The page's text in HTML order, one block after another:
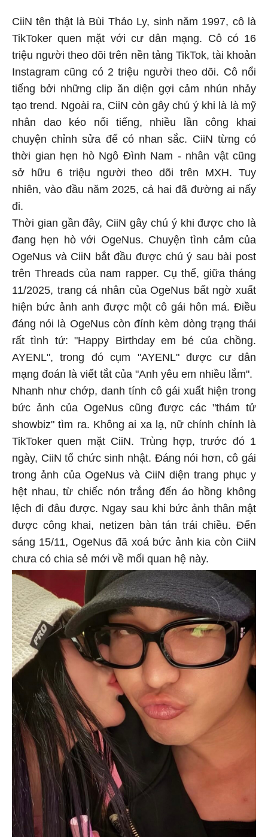
CiiN tên thật là Bùi Thảo Ly, sinh năm 1997, cô là
TikToker quen mặt với cư dân mạng. Cô có 16
triệu người theo dõi trên nền tảng TikTok, tài khoản
Instagram cũng có 2 triệu người theo dõi. Cô nổi
tiếng bởi những clip ăn diện gợi cảm nhún nhảy
tạo trend. Ngoài ra, CiiN còn gây chú ý khi là là mỹ
nhân dao kéo nổi tiếng, nhiều lần công khai
chuyện chỉnh sửa để có nhan sắc. CiiN từng có
thời gian hẹn hò Ngô Đình Nam - nhân vật cũng
sở hữu 6 triệu người theo dõi trên MXH. Tuy
nhiên, vào đầu năm 2025, cả hai đã đường ai nấy
đi.
Thời gian gần đây, CiiN gây chú ý khi được cho là
đang hẹn hò với OgeNus. Chuyện tình cảm của
OgeNus và CiiN bắt đầu được chú ý sau bài post
trên Threads của nam rapper. Cụ thể, giữa tháng
11/2025, trang cá nhân của OgeNus bất ngờ xuất
hiện bức ảnh anh được một cô gái hôn má. Điều
đáng nói là OgeNus còn đính kèm dòng trạng thái
rất tình tứ: "Happy Birthday em bé của chồng.
AYENL", trong đó cụm "AYENL" được cư dân
mạng đoán là viết tắt của "Anh yêu em nhiều lắm".
Nhanh như chớp, danh tính cô gái xuất hiện trong
bức ảnh của OgeNus cũng được các "thám tử
showbiz" tìm ra. Không ai xa lạ, nữ chính chính là
TikToker quen mặt CiiN. Trùng hợp, trước đó 1
ngày, CiiN tổ chức sinh nhật. Đáng nói hơn, cô gái
trong ảnh của OgeNus và CiiN diện trang phục y
hệt nhau, từ chiếc nón trắng đến áo hồng không
lệch đi đâu được. Ngay sau khi bức ảnh thân mật
được công khai, netizen bàn tán trái chiều. Đến
sáng 15/11, OgeNus đã xoá bức ảnh kia còn CiiN
chưa có chia sẻ mới về mối quan hệ này.